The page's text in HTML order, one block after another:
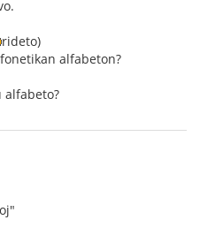
rideto)
alfabeton?
alfabeto?